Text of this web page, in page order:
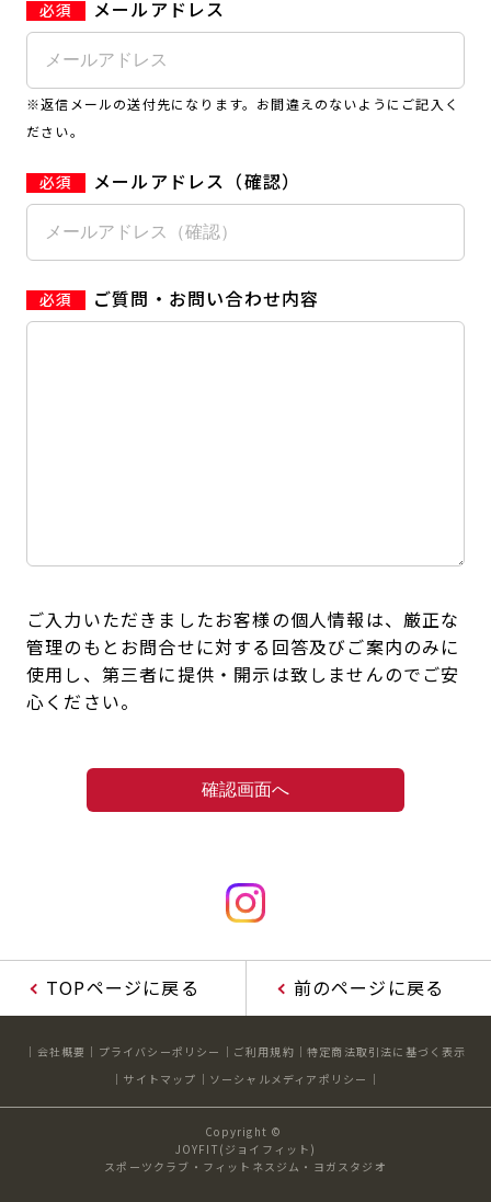
メールアドレス
※返信メールの送付先になります。お間違えのないようにご記入く
ださい。
メールアドレス（確認）
ご質問・お問い合わせ内容
ご入力いただきましたお客様の個人情報は、厳正な
管理のもとお問合せに対する回答及びご案内のみに
使用し、第三者に提供・開示は致しませんのでご安
心ください。
TOPページに戻る 前のページに戻る
会社概要 プライバシーポリシー ご利用規約
特定商法取引法に基づく表示
サイトマップ
ソーシャルメディアポリシー
Copyright ©
JOYFIT(ジョイフィット)
スポーツクラブ・フィットネスジム・ヨガスタジオ